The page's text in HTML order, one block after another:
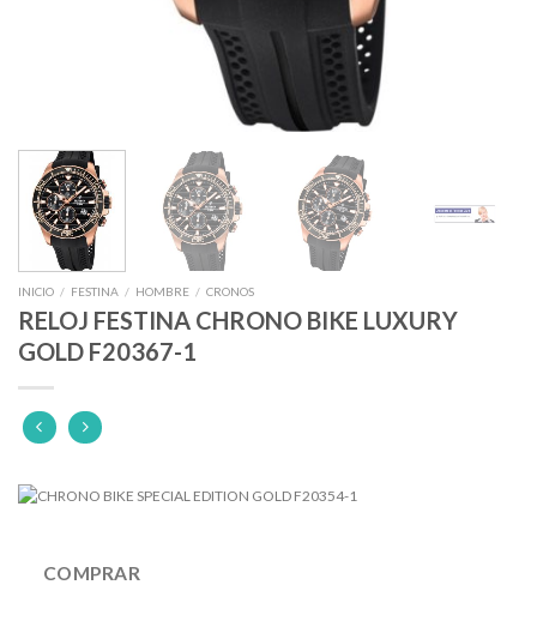
INICIO / FESTINA / HOMBRE / CRONOS
RELOJ FESTINA CHRONO BIKE LUXURY
GOLD F20367-1
COMPRAR